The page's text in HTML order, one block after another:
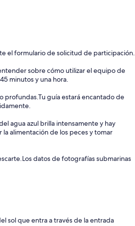
el formulario de solicitud de participación.
sobre cómo utilizar el equipo de
minutos y una hora.
profundas.Tu guía estará encantado de
agua azul brilla intensamente y hay
alimentación de los peces y tomar
datos de fotografías submarinas
sol que entra a través de la entrada